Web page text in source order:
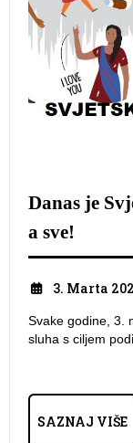
Danas je
a sve!
3. Marta
Svake godine, 3.
sluha s ciljem
SAZNAJ VIŠE